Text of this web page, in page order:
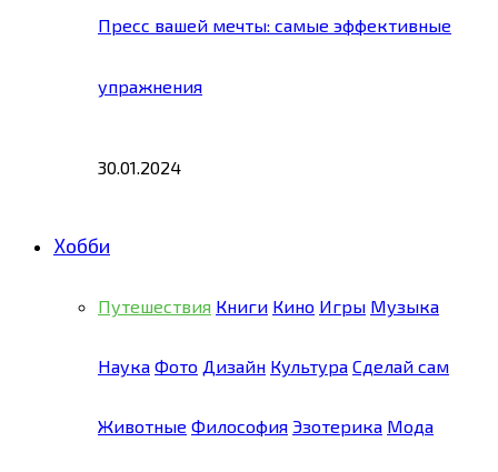
Пресс вашей мечты: самые эффективные
упражнения
30.01.2024
Хобби
Путешествия Книги Кино Игры Музыка
Наука Фото Дизайн Культура Сделай сам
Животные Философия Эзотерика Мода